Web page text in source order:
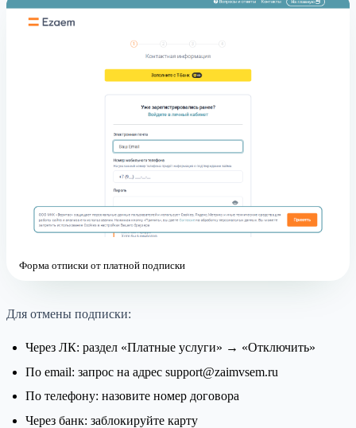
Форма отписки от платной подписки
Для отмены подписки:
Через ЛК: раздел «Платные услуги» → «Отключить»
По email: запрос на адрес support@zaimvsem.ru
По телефону: назовите номер договора
Через банк: заблокируйте карту